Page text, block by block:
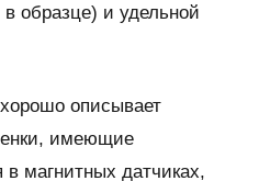
образце) и удельной
описывает
имеющие
магнитных датчиках,